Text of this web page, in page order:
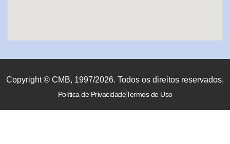
Copyright © CMB, 1997/2026. Todos os direitos reservados.
Política de PrivacidadeTermos de Uso